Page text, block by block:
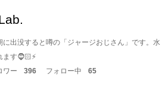
に出没すると噂の「ジャージおじさん」です。水
す🧔🏻⚡️
ワー 396 フォロー中 65